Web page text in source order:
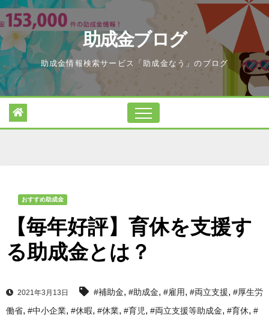
Skip
to
content
助成金ブログ
助成金情報検索サービス「助成金なう」のブログ
おすすめ助成金
【毎年好評】育休を支援す
る助成金とは？
2021年3月13日 #補助金, #助成金, #雇用, #両立支援, #厚生労
働省, #中小企業, #休暇, #休業, #育児, #両立支援等助成金, #育休, #